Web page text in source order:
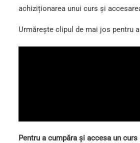
achiziționarea unui curs și
Urmărește clipul de mai jos pentru
Pentru a cumpăra și accesa un